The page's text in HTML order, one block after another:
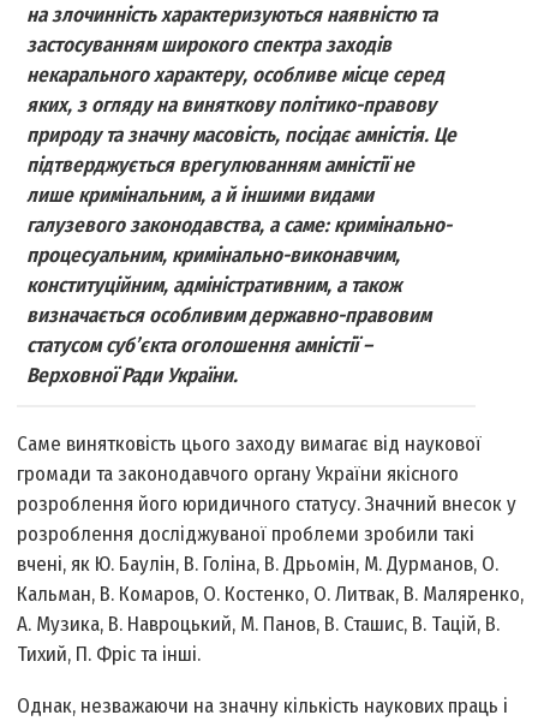
на злочинність характеризуються наявністю та
застосуванням широкого спектра заходів
некарального характеру, особливе місце серед
яких, з огляду на виняткову політико-правову
природу та значну масовість, посідає амністія. Це
підтверджується врегулюванням амністії не
лише кримінальним, а й іншими видами
галузевого законодавства, а саме: кримінально-
процесуальним, кримінально-виконавчим,
конституційним, адміністративним, а також
визначається особливим державно-правовим
статусом суб’єкта оголошення амністії –
Верховної Ради України.
Саме винятковість цього заходу вимагає від наукової
громади та законодавчого органу України якісного
розроблення його юридичного статусу. Значний внесок у
розроблення досліджуваної проблеми зробили такі
вчені, як Ю. Баулін, В. Голіна, В. Дрьомін, М. Дурманов, О.
Кальман, В. Комаров, О. Костенко, О. Литвак, В. Маляренко,
А. Музика, В. Навроцький, М. Панов, В. Сташис, В. Тацій, В.
Тихий, П. Фріс та інші.
Однак, незважаючи на значну кількість наукових праць і